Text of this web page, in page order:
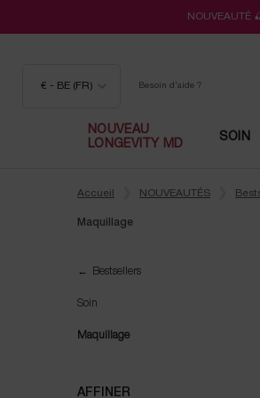
NOUVEAUTÉ
€ - BE (FR) Besoin d'aide ?
NOUVEAU
LONGEVITY MD
SOIN
Accueil
NOUVEAUTÉS
Maquillage
Bestsellers
Soin
Maquillage
AFFINER